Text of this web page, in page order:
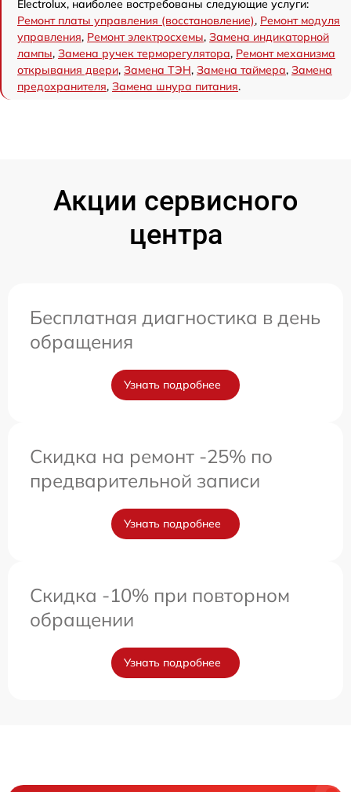
Electrolux, наиболее востребованы следующие услуги:
Ремонт платы управления (восстановление), Ремонт модуля
управления, Ремонт электросхемы, Замена индикаторной
лампы, Замена ручек терморегулятора, Ремонт механизма
открывания двери, Замена ТЭН, Замена таймера, Замена
предохранителя, Замена шнура питания.
Акции сервисного
центра
Бесплатная диагностика в день
обращения
Узнать подробнее
Скидка на ремонт -25% по
предварительной записи
Узнать подробнее
Скидка -10% при повторном
обращении
Узнать подробнее